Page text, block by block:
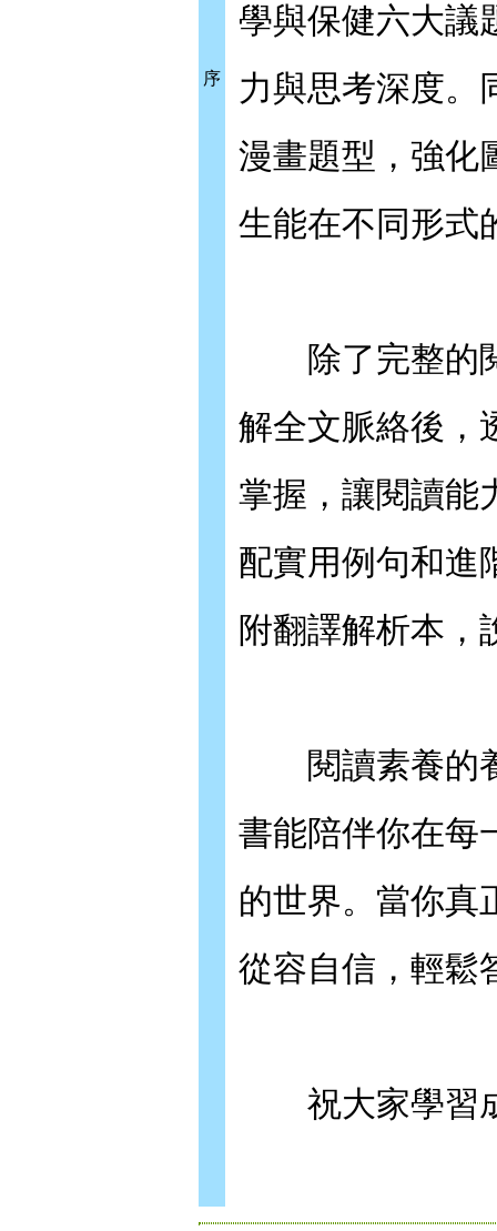
序
學與保健六大議
力與思考深度。
漫畫題型，強化
生能在不同形式
除了完整的閱
解全文脈絡後，
掌握，讓閱讀能
配實用例句和進
附翻譯解析本，
閱讀素養的養
書能陪伴你在每
的世界。當你真
從容自信，輕鬆
祝大家學習